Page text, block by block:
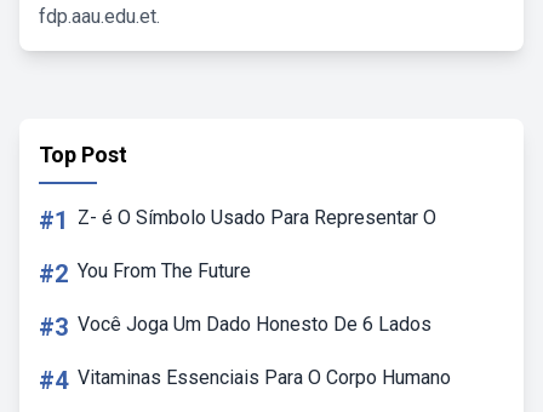
fdp.aau.edu.et.
Top Post
#1 Z- é O Símbolo Usado Para Representar O
#2 You From The Future
#3 Você Joga Um Dado Honesto De 6 Lados
#4 Vitaminas Essenciais Para O Corpo Humano